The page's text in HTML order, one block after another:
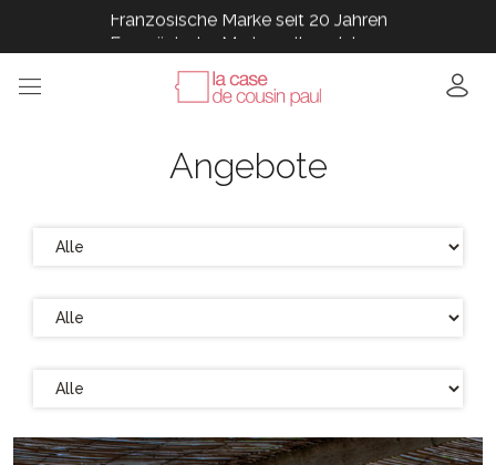
Französische Marke seit 20 Jahren
Französische Marke seit 20 Jahren
Französische Marke seit 20 Jahren
Französische Marke seit 20 Jahren
Angebote